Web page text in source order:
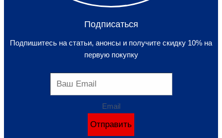
Подписаться
Подпишитесь на статьи, анонсы и получите скидку 10% на
первую покупку
Email
Отправить